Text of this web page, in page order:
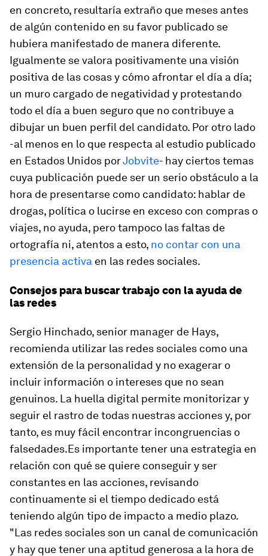
en concreto, resultaría extraño que meses antes
de algún contenido en su favor publicado se
hubiera manifestado de manera diferente.
Igualmente se valora positivamente una visión
positiva de las cosas y cómo afrontar el día a día;
un muro cargado de negatividad y protestando
todo el día a buen seguro que no contribuye a
dibujar un buen perfil del candidato. Por otro lado
-al menos en lo que respecta al estudio publicado
en Estados Unidos porJobvite- hay ciertos temas
cuya publicación puede ser un serio obstáculo a la
hora de presentarse como candidato: hablar de
drogas, política o lucirse en exceso con compras o
viajes, no ayuda, pero tampoco las faltas de
ortografía ni, atentos a esto, no contar con una
presencia activa en las redes sociales.
Consejos para buscar trabajo con la ayuda de
las redes
Sergio Hinchado, senior manager de Hays,
recomienda utilizar las redes sociales como una
extensión de la personalidad y no exagerar o
incluir información o intereses que no sean
genuinos. La huella digital permite monitorizar y
seguir el rastro de todas nuestras acciones y, por
tanto, es muy fácil encontrar incongruencias o
falsedades.Es importante tener una estrategia en
relación con qué se quiere conseguir y ser
constantes en las acciones, revisando
continuamente si el tiempo dedicado está
teniendo algún tipo de impacto a medio plazo.
"Las redes sociales son un canal de comunicación
y hay que tener una aptitud generosa a la hora de